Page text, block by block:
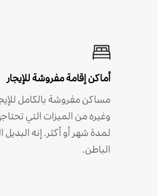
أماكن إقامة مفروشة للإيجار
مساكن مفروشة بالكامل
وغيره من الميزات التي
لمدة شهر أو أكثر. إنه البديل
الباطن.